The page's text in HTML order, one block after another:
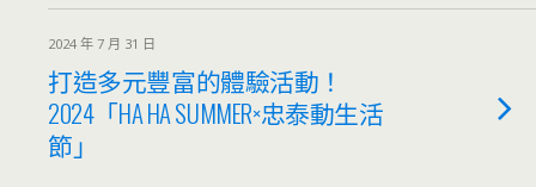
2024 年 7 月 31 日
打造多元豐富的體驗活動！
2024「HA HA SUMMER×忠泰動生活
節」